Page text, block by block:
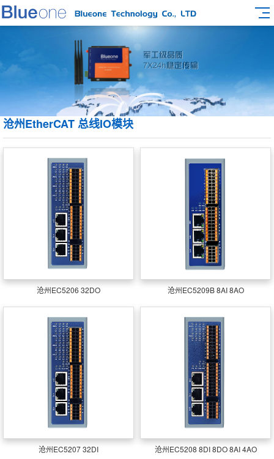
沧州EtherCAT 总线IO模块
沧州EC5206 32DO 沧州EC5209B 8AI 8AO
沧州EC5207 32DI 沧州EC5208 8DI 8DO 8AI 4AO